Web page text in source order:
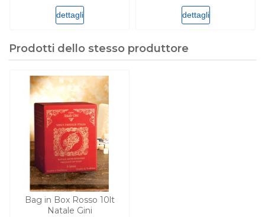
dettagli dettagli
Prodotti dello stesso produttore
Bag in Box Rosso 10lt
Natale Gini